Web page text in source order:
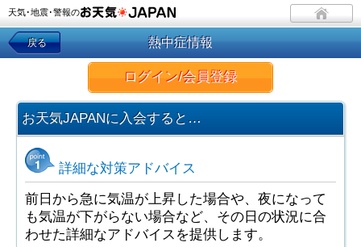
天気･地震･警報の
戻る 熱中症情報
ログイン/会員登録
お天気JAPANに入会すると…
詳細な対策アドバイス
前日から急に気温が上昇した場合や、夜になって
も気温が下がらない場合など、その日の状況に合
わせた詳細なアドバイスを提供します。